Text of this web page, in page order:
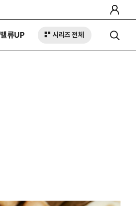
밸류UP 시리즈 전체